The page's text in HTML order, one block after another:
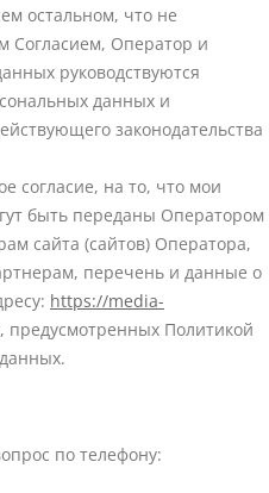
остальном, что не
Согласием, Оператор и
руководствуются
данных и
законодательства
согласие, на то, что мои
быть переданы Оператором
сайта (сайтов) Оператора,
перечень и данные о
https://media-
предусмотренных Политикой
по телефону: